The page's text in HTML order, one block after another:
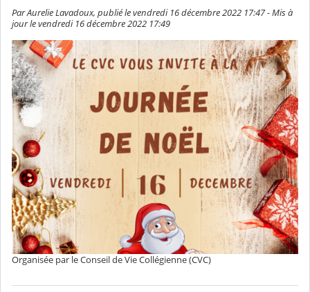
Par Aurelie Lavadoux, publié le vendredi 16 décembre 2022 17:47 - Mis à
jour le vendredi 16 décembre 2022 17:49
Organisée par le Conseil de Vie Collégienne (CVC)